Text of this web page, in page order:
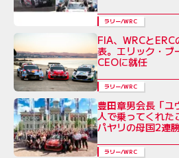
ラリー/WRC
FIA、WRCと
表。エリック・ブ
CEOに就任
ラリー/WRC
豊田章男会長「ユ
人で乗ってくれた
パヤリの母国2連
ラリー/WRC